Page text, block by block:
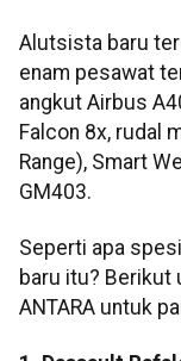
Alutsista baru
enam pesawat
angkut Airbus
Falcon 8x, rudal
Range), Smart
GM403.
Seperti apa
baru itu? Berikut
ANTARA untuk